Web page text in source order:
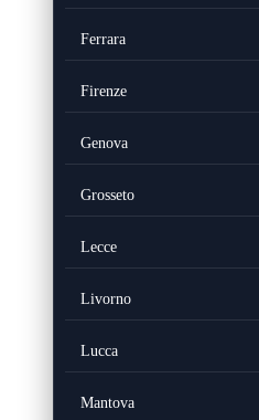
Ferrara
Firenze
Genova
Grosseto
Lecce
Livorno
Lucca
Mantova